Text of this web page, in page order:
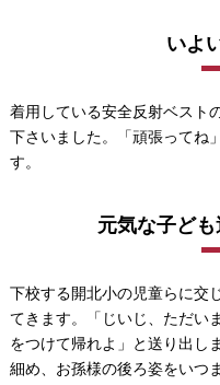
いよ
着用している安全反射ベスト
下さいました。「頑張ってね
す。
元気な子ど
下校する開北小の児童らに交
てきます。「じいじ、ただい
をつけて帰れよ」と送り出し
細め、お孫様の後ろ姿をいつ